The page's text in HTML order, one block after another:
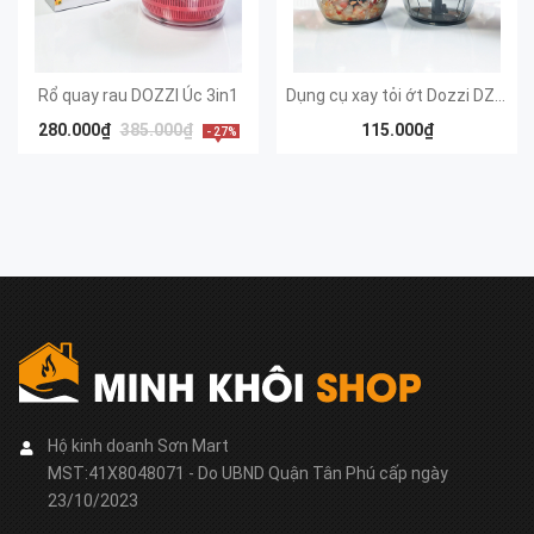
Rổ quay rau DOZZI Úc 3in1
280.000₫ 385.000₫ - 27%
115.000₫
Hộ kinh doanh Sơn Mart
MST:41X8048071 - Do UBND Quận Tân Phú cấp ngày
23/10/2023